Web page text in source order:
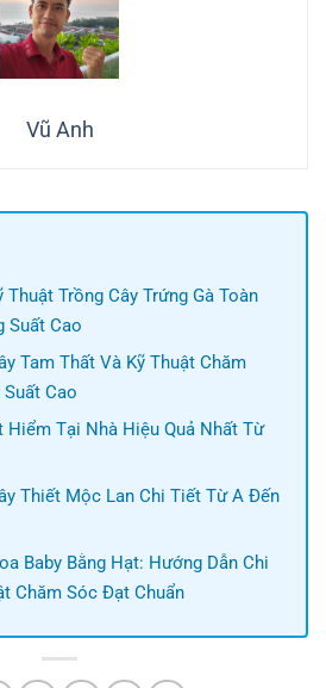
Vũ Anh
Thuật Trồng Cây Trứng Gà Toàn
Suất Cao
Tam Thất Và Kỹ Thuật Chăm
Cao
Hiểm Tại Nhà Hiệu Quả Nhất Từ
Thiết Mộc Lan Chi Tiết Từ A Đến
Baby Bằng Hạt: Hướng Dẫn Chi
Chăm Sóc Đạt Chuẩn